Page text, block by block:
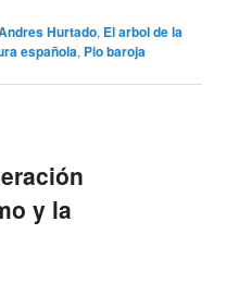
Hurtado, El arbol de la
española, Pio baroja
y la